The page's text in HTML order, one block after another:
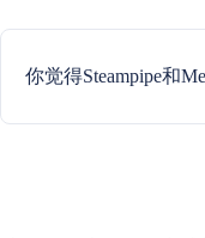
你觉得Steampipe和